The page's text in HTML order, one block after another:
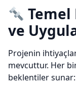
Temel
ve
Projenin
mevcuttur. Her
beklentiler sunar: